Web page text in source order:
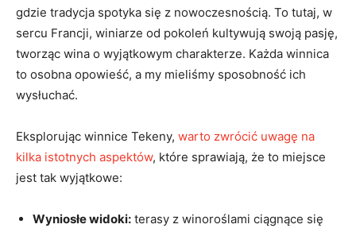
gdzie tradycja spotyka się z nowoczesnością. To tutaj, w
sercu Francji, winiarze od pokoleń kultywują swoją pasję,
tworząc wina o wyjątkowym charakterze. Każda winnica
to osobna opowieść, a my mieliśmy sposobność ich
wysłuchać.
Eksplorując winnice Tekeny, warto zwrócić uwagę na
kilka istotnych aspektów, które sprawiają, że to miejsce
jest tak wyjątkowe:
Wyniosłe widoki: terasy z winoroślami ciągnące się